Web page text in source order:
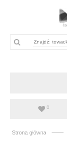
0
Strona główna ——